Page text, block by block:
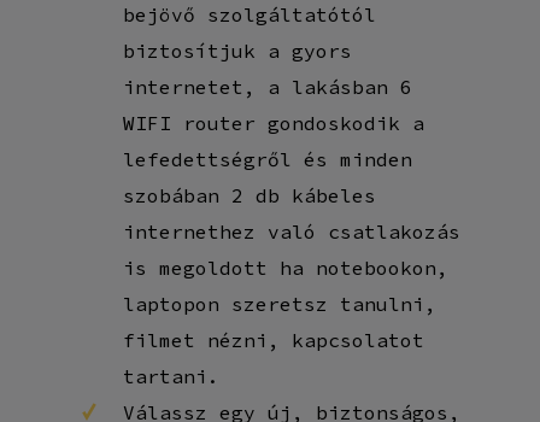
bejövő szolgáltatótól
biztosítjuk a gyors
internetet, a lakásban 6
WIFI router gondoskodik a
lefedettségről és minden
szobában 2 db kábeles
internethez való csatlakozás
is megoldott ha notebookon,
laptopon szeretsz tanulni,
filmet nézni, kapcsolatot
tartani.
Válassz egy új, biztonságos,